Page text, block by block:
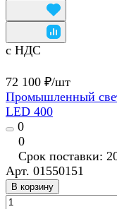
с НДС
72 100 ₽/шт
Промышленный
LED 400
0
0
Срок поставки:
Арт. 01550151
В корзину